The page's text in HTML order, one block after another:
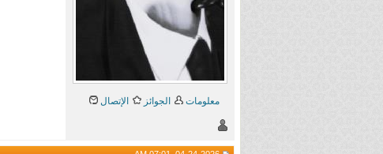
معلومات الجوائز الإتصال